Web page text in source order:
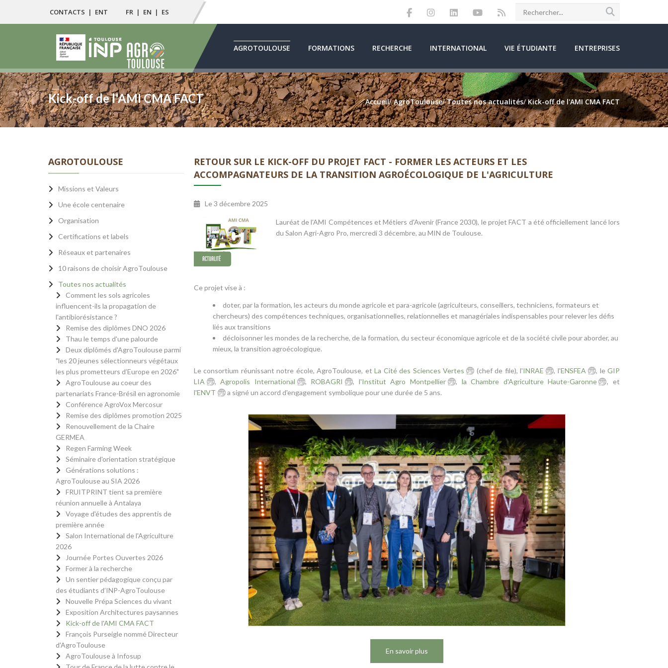
CONTACTS | ENT FR | EN | ES
AGROTOULOUSE FORMATIONS RECHERCHE INTERNATIONAL VIE ÉTUDIANTE ENTREPRISES
Kick-off de l'AMI CMA FACT Accueil/AgroToulouse/Toutes nos actualités/Kick-off de l'AMI CMA FACT
RETOUR SUR LE KICK-OFF DU PROJET FACT - FORMER LES ACTEURS ET LES
ACCOMPAGNATEURS DE LA TRANSITION AGROÉCOLOGIQUE DE L'AGRICULTURE
Le3 décembre 2025
Lauréat de l'AMI Compétences et Métiers d'Avenir (France 2030), le projet FACT a été officiellement lancé lors
du Salon Agri-Agro Pro, mercredi 3 décembre, au MIN de Toulouse.
Ce projet vise à :
doter, par la formation, les acteurs du monde agricole et para-agricole (agriculteurs, conseillers, techniciens, formateurs et
chercheurs) des compétences techniques, organisationnelles, relationnelles et managériales indispensables pour relever les défis
liés aux transitions
décloisonner les mondes de la recherche, de la formation, du secteur économique agricole et de la société civile pour aborder, au
mieux, la transition agroécologique.
Le consortium réunissant notre école, AgroToulouse, etLa Cité des Sciences Vertes (chef de file), l'INRAE , l'ENSFEA , leGIP
LIA
,Agropolis International , ROBAGRI , l'Institut Agro Montpellier , la Chambre d'Agriculture Haute-Garonne
, et
l'ENVT
a signé un accord d'engagement symbolique pour une durée de 5 ans.
En savoir plus
AGROTOULOUSE
Missions et Valeurs
Une école centenaire
Organisation
Certifications et labels
Réseaux et partenaires
10 raisons de choisir AgroToulouse
Toutes nos actualités
Comment les sols agricoles
influencent-ils la propagation de
l'antibiorésistance ?
Remise des diplômes DNO 2026
Thau le temps d'une palourde
Deux diplômés d'AgroToulouse parmi
"les 20 jeunes sélectionneurs végétaux
les plus prometteurs d’Europe en 2026"
AgroToulouse au coeur des
partenariats France-Brésil en agronomie
Conférence AgroVox Mercosur
Remise des diplômes promotion 2025
Renouvellement de la Chaire
GERMEA
Regen Farming Week
Séminaire d'orientation stratégique
Générations solutions :
AgroToulouse au SIA 2026
FRUITPRINT tient sa première
réunion annuelle à Antalaya
Voyage d'études des apprentis de
première année
Salon International de l'Agriculture
2026
Journée Portes Ouvertes 2026
Former à la recherche
Un sentier pédagogique conçu par
des étudiants d’INP-AgroToulouse
Nouvelle Prépa Sciences du vivant
Exposition Architectures paysannes
Kick-off de l'AMI CMA FACT
François Purseigle nommé Directeur
d'AgroToulouse
AgroToulouse à Infosup